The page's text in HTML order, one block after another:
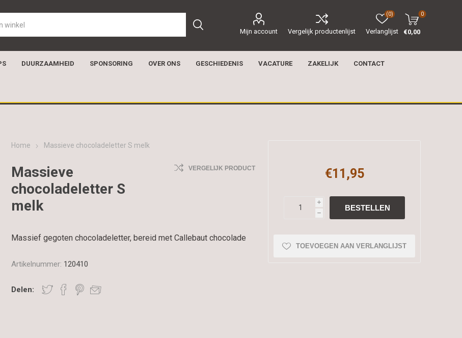
Mijn account Vergelijk productenlijst Verlanglijst
(0) 0
€0,00
DUURZAAMHEID SPONSORING OVER ONS GESCHIEDENIS VACATURE ZAKELIJK CONTACT
Home Massieve chocoladeletter S melk
Massieve
chocoladeletter S
melk
VERGELIJK PRODUCT
Massief gegoten chocoladeletter, bereid met Callebaut chocolade
Artikelnummer: 120410
Delen:
€11,95
i
h
TOEVOEGEN AAN VERLANGLIJST